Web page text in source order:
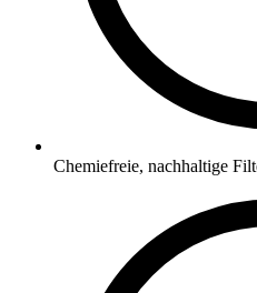
Chemiefreie, nachhaltige